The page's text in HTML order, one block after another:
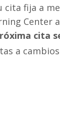
cita fija a
Center
cita
a